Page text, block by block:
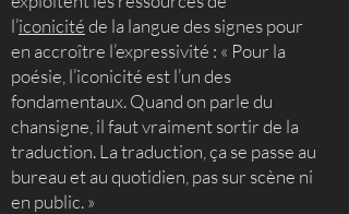
l’iconicitéde la langue des signes pour
en accroître l’expressivité : « Pour la
poésie, l’iconicité est l’un des
fondamentaux. Quand on parle du
chansigne, il faut vraiment sortir de la
traduction. La traduction, ça se passe au
bureau et au quotidien, pas sur scène ni
en public. »